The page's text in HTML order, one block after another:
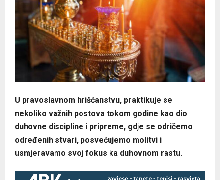
U pravoslavnom hrišćanstvu, praktikuje se
nekoliko važnih postova tokom godine kao dio
duhovne discipline i pripreme, gdje se odričemo
određenih stvari, posvećujemo molitvi i
usmjeravamo svoj fokus ka duhovnom rastu.